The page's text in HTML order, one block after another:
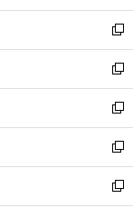
開
く
ウ
で
開
く
ン
ド
ウ
で
開
く
ウ
ィ
ン
ド
ウ
で
開
く
新
し
い
ウ
ィ
ン
ド
ウ
で
開
新
し
い
ウ
ィ
ン
ド
ウ
新
し
い
ウ
ィ
ン
新
し
い
ウ
新
し